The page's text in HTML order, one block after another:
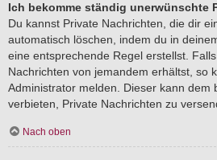
Ich bekomme ständig unerwünschte
Du kannst Private Nachrichten, die dir
automatisch löschen, indem du in
eine entsprechende Regel erstellst.
Nachrichten von jemandem erhältst, so
Administrator melden. Dieser kann dem
verbieten, Private Nachrichten zu
Nach oben